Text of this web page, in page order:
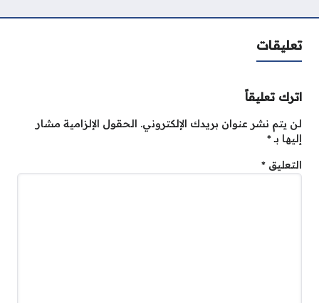
تعليقات
اترك تعليقاً
لن يتم نشر عنوان بريدك الإلكتروني. الحقول الإلزامية مشار
إليها بـ*
التعليق *